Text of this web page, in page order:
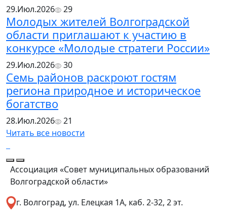
29.Июл.2026 29
Молодых жителей Волгоградской
области приглашают к участию в
конкурсе «Молодые стратеги России»
29.Июл.2026 30
Семь районов раскроют гостям
региона природное и историческое
богатство
28.Июл.2026
21
Читать все новости
Ассоциация «Совет муниципальных образований
Волгоградской области»
г. Волгоград, ул. Елецкая 1А, каб. 2-32, 2 эт.